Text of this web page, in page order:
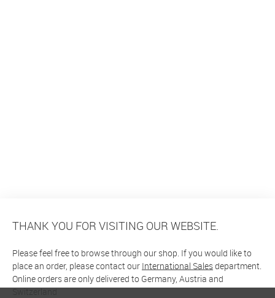
THANK YOU FOR VISITING OUR WEBSITE.
Please feel free to browse through our shop. If you would like to
place an order, please contact our International Salesdepartment.
Online orders are only delivered to Germany, Austria and
Switzerland